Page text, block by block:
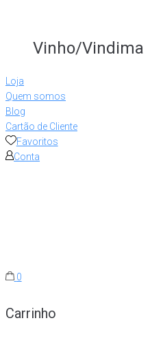
Vinho/Vindima
Loja
Quem somos
Blog
Cartão de Cliente
Favoritos
Conta
0
Carrinho